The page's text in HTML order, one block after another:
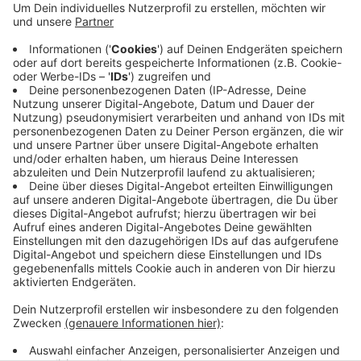
das eine vorbereitende Maßnahme für den
von der Hüttentalstraße bis nach Ferndorf. Im Zuge
dieser Baumaßnahme werden außerdem ein
Regenrückhaltebecken sowie Regenklärbecken
gebaut und zwei Kanäle der Städte Kreuztal und
Hilchenbach erneuert. Heute ist es mit vorbereitenden
Arbeiten losgegangen. Straßen NRW investiert knapp
1,2 Millionen Euro.
Anzeige
Anzeige